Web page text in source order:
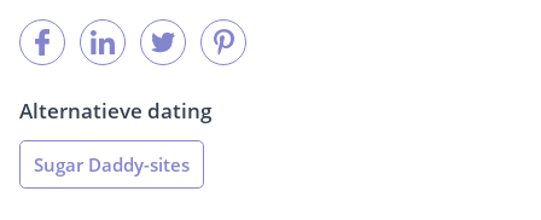
Alternatieve dating
Sugar Daddy-sites